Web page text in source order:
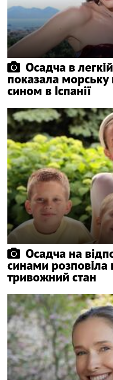
Осадча в
показала морську
сином в Іспанії
Осадча на
синами розповіла
тривожний стан